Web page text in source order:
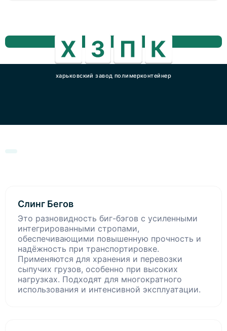
харьковский завод полимерконтейнер
Слинг Бегов
Это разновидность биг-бэгов с усиленными
интегрированными стропами,
обеспечивающими повышенную прочность и
надёжность при транспортировке.
Применяются для хранения и перевозки
сыпучих грузов, особенно при высоких
нагрузках. Подходят для многократного
использования и интенсивной эксплуатации.